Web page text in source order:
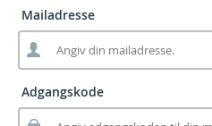
Mailadresse
Adgangskode